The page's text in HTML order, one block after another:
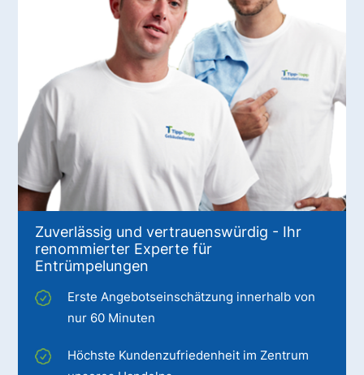
Zuverlässig und vertrauenswürdig - Ihr
renommierter Experte für
Entrümpelungen
Erste Angebotseinschätzung innerhalb von
nur 60 Minuten
Höchste Kundenzufriedenheit im Zentrum